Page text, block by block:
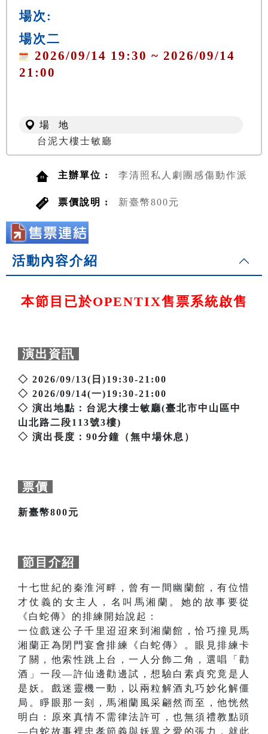
場次:
場次二
2026/09/14 19:30 ~ 2026/09/14
21:00
場 地
台泥大樓士敏廳
主辦單位 : 李清照私人劇團感傷動作派
票價說明 : 新臺幣800元
活動內容介紹
本節目已於OPENTIX售票系統啟售
演出資訊
◇ 2026/09/13(日)19:30-21:00
◇ 2026/09/14(一)19:30-21:00
◇ 演出地點：台泥大樓士敏廳(臺北市中山區中
山北路二段113號3樓)
◇ 演出長度：90分鐘（無中場休息）
票價
新臺幣800元
節目介紹
十七世紀的秦淮河畔，曾有一間幽蘭館，有位惜
才仗義的女主人，名叫馬湘蘭。她的故事要從
《白蛇傳》的排練開始說起：
一位戲迷公子千里迢迢來到湘蘭館，恰巧撞見馬
湘蘭正為閉門宴會排練《白蛇傳》。眼見排練卡
了關，他索性跳上台，一人分飾二角，選唱「勸
酒」一段—許仙邊勸邊試，想驗白素貞究竟是人
是妖。戲迷靈機一動，以兩粒解酒丸巧妙化解僵
局。睜眼那一刻，馬湘蘭風采翩然而至，他恍然
明白：原來真情不需律法許可，也無須禮教點頭
—白蛇故事裡忠孝節義與妖異之愛的張力，就此